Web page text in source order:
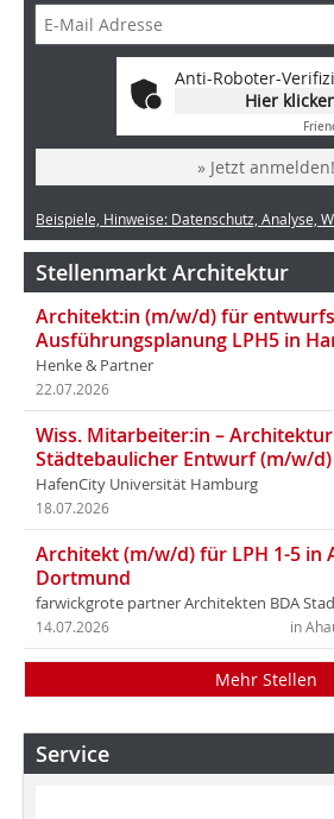
Anti-Roboter-
Hier
» Jetzt anmelden!
Beispiele, Hinweise: Datenschutz, Analyse,
Stellenmarkt Architektur
Architekt:in (m/w/d) für
Ausführungsplanung LPH5 in
Henke & Partner
22.07.2026
Wiss. Mitarbeiter:in –
Städtebaulicher Entwurf (m/w/d)
HafenCity Universität Hamburg
18.07.2026
Architekt (m/w/d) für LPH 1-5 in
Dortmund
farwickgrote partner Architekten BDA
in
14.07.2026
Mehr Stellen
Service